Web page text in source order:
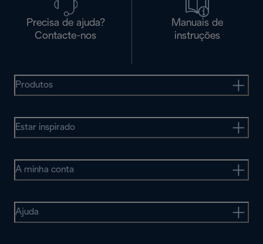
Precisa de ajuda?
Contacte-nos
Manuais de
instruções
Produtos
Estar inspirado
A minha conta
Ajuda